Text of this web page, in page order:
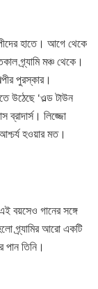
হাতে। আগে থেকে
গ্র্যামি মঞ্চ থেকে।
পুরস্কার।
উঠেছে ‘ওল্ড টাউন
লিজ্জো
হওয়ার মত।
বয়সেও গানের সঙ্গে
গ্র্যামির আরো একটি
তিনি।